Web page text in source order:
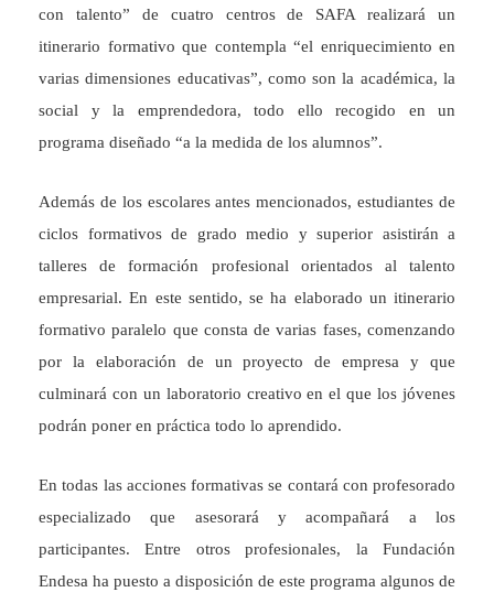
con talento” de cuatro centros de SAFA realizará un
itinerario formativo que contempla “el enriquecimiento en
varias dimensiones educativas”, como son la académica, la
social y la emprendedora, todo ello recogido en un
programa diseñado “a la medida de los alumnos”.
Además de los escolares antes mencionados, estudiantes de
ciclos formativos de grado medio y superior asistirán a
talleres de formación profesional orientados al talento
empresarial. En este sentido, se ha elaborado un itinerario
formativo paralelo que consta de varias fases, comenzando
por la elaboración de un proyecto de empresa y que
culminará con un laboratorio creativo en el que los jóvenes
podrán poner en práctica todo lo aprendido.
En todas las acciones formativas se contará con profesorado
especializado que asesorará y acompañará a los
participantes. Entre otros profesionales, la Fundación
Endesa ha puesto a disposición de este programa algunos de